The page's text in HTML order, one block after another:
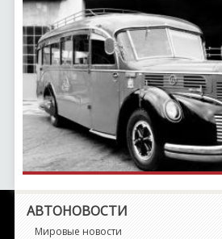
АВТОНОВОСТИ
Мировые новости